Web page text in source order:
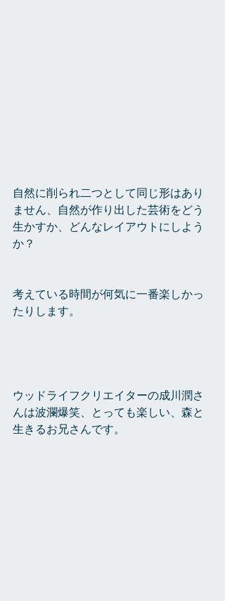
自然に削られ二つとして同じ形はあり
ません、自然が作り出した芸術をどう
生かすか、どんなレイアウトにしよう
か？
考えている時間が何気に一番楽しかっ
たりします。
ウッドライフクリエイターの成川潤さ
んは波瀾爆笑、とっても楽しい、森と
生きるお兄さんです。